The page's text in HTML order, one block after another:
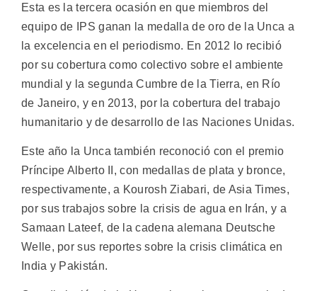
Esta es la tercera ocasión en que miembros del
equipo de IPS ganan la medalla de oro de la Unca a
la excelencia en el periodismo. En 2012 lo recibió
por su cobertura como colectivo sobre el ambiente
mundial y la segunda Cumbre de la Tierra, en Río
de Janeiro, y en 2013, por la cobertura del trabajo
humanitario y de desarrollo de las Naciones Unidas.
Este año la Unca también reconoció con el premio
Príncipe Alberto II, con medallas de plata y bronce,
respectivamente, a Kourosh Ziabari, de Asia Times,
por sus trabajos sobre la crisis de agua en Irán, y a
Samaan Lateef, de la cadena alemana Deutsche
Welle, por sus reportes sobre la crisis climática en
India y Pakistán.